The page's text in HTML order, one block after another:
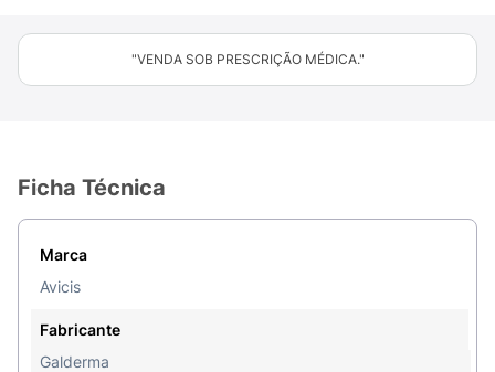
"VENDA SOB PRESCRIÇÃO MÉDICA."
Ficha Técnica
Marca
Avicis
Fabricante
Galderma